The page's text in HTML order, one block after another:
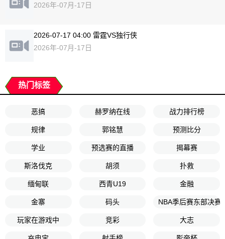
2026年-07月-17日
2026-07-17 04:00 雷霆VS独行侠
2026年-07月-17日
热门标签
恶搞 赫罗纳在线 战力排行榜
规律 郭铭慧 预测比分
学业 预选赛的直播 揭幕赛
斯洛伐克 胡须 扑救
缅甸联 西青U19 金融
金寨 码头 NBA季后赛东部决赛
玩家在游戏中 竞彩 大志